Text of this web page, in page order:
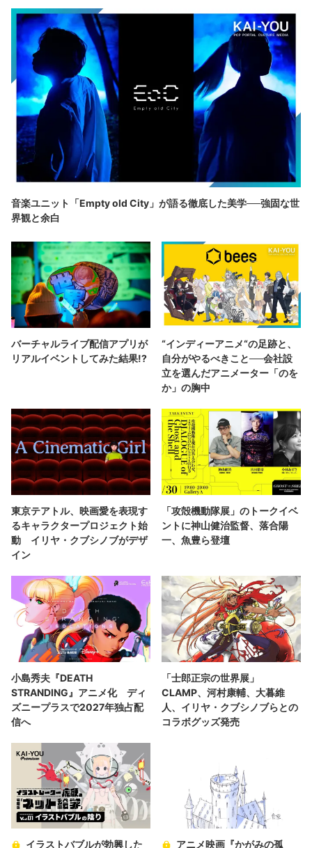
音楽ユニット「Empty old City」が語る徹底した美学──強固な世
界観と余白
バーチャルライブ配信アプリが
リアルイベントしてみた結果!?
“インディーアニメ“の足跡と、
自分がやるべきこと──会社設
立を選んだアニメーター「のを
か」の胸中
東京テアトル、映画愛を表現す
るキャラクタープロジェクト始
動 イリヤ・クブシノブがデザ
イン
「攻殻機動隊展」のトークイベ
ントに神山健治監督、落合陽
一、魚豊ら登壇
小島秀夫『DEATH
STRANDING』アニメ化 ディ
ズニープラスで2027年独占配
信へ
「士郎正宗の世界展」
CLAMP、河村康輔、大暮維
人、イリヤ・クブシノブらとの
コラボグッズ発売
イラストバブルが勃興した アニメ映画『かがみの孤